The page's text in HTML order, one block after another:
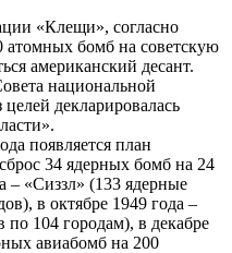
«Клещи», согласно
бомб на советскую
американский десант.
национальной
декларировалась
появляется план
34 ядерных бомб на 24
– «Сиззл» (133 ядерные
в октябре 1949 года –
104 городам), в декабре
авиабомб на 200